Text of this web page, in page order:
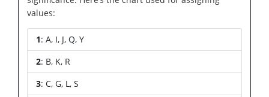
values:
1: A, I, J, Q, Y
2: B, K, R
3: C, G, L, S